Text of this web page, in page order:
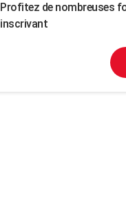
Profitez de nombreuses
inscrivant